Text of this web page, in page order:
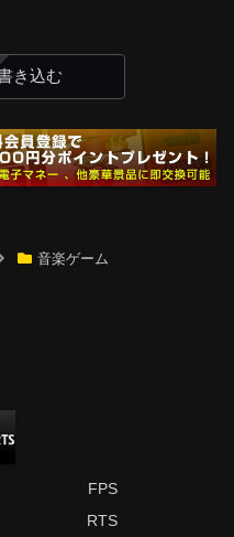
き込む
音楽ゲーム
FPS
RTS